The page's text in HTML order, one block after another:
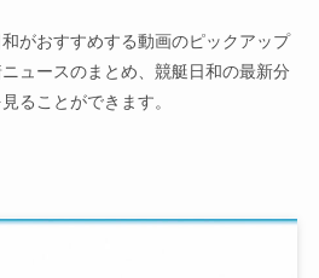
がおすすめする動画のピックアップ
ュースのまとめ、競艇日和の最新分
ることができます。